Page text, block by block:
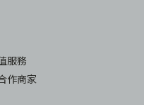
服務
作商家